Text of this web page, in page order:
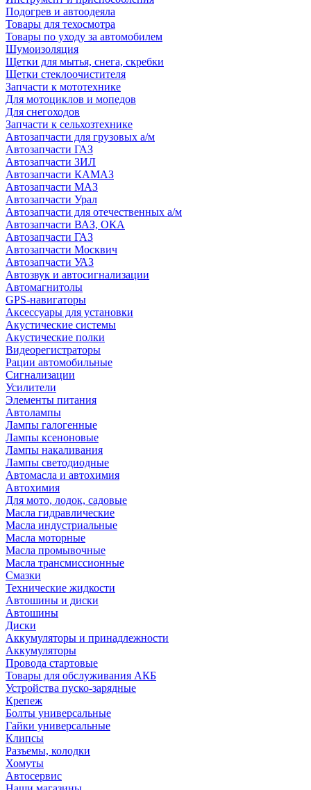
Подогрев и автоодеяла
Товары для техосмотра
Товары по уходу за автомобилем
Шумоизоляция
Щетки для мытья, снега, скребки
Щетки стеклоочистителя
Запчасти к мототехнике
Для мотоциклов и мопедов
Для снегоходов
Запчасти к сельхозтехнике
Автозапчасти для грузовых а/м
Автозапчасти ГАЗ
Автозапчасти ЗИЛ
Автозапчасти КАМАЗ
Автозапчасти МАЗ
Автозапчасти Урал
Автозапчасти для отечественных а/м
Автозапчасти ВАЗ, ОКА
Автозапчасти ГАЗ
Автозапчасти Москвич
Автозапчасти УАЗ
Автозвук и автосигнализации
Автомагнитолы
GPS-навигаторы
Аксессуары для установки
Акустические системы
Акустические полки
Видеорегистраторы
Рации автомобильные
Сигнализации
Усилители
Элементы питания
Автолампы
Лампы галогенные
Лампы ксеноновые
Лампы накаливания
Лампы светодиодные
Автомасла и автохимия
Автохимия
Для мото, лодок, садовые
Масла гидравлические
Масла индустриальные
Масла моторные
Масла промывочные
Масла трансмиссионные
Смазки
Технические жидкости
Автошины и диски
Автошины
Диски
Аккумуляторы и принадлежности
Аккумуляторы
Провода стартовые
Товары для обслуживания АКБ
Устройства пуско-зарядные
Крепеж
Болты универсальные
Гайки универсальные
Клипсы
Разъемы, колодки
Хомуты
Автосервис